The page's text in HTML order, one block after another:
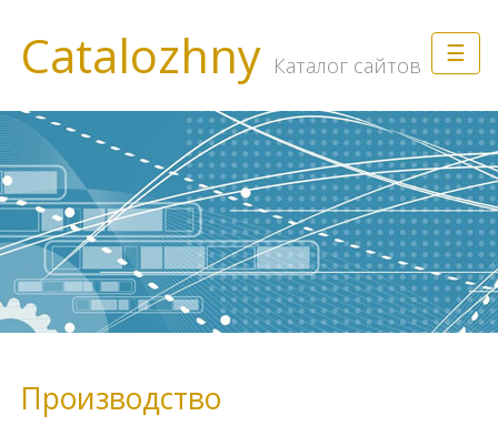
Catalozhny Каталог сайтов ☰
Производство